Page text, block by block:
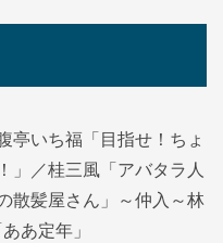
亭いち福「目指せ！ちょ
」／桂三風「アバタラ人
散髪屋さん」～仲入～林
あ定年」